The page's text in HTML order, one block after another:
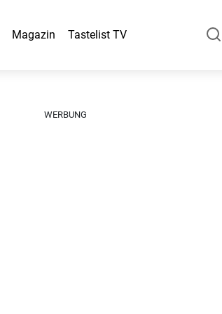
Magazin Tastelist TV
WERBUNG